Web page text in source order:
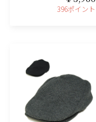
396ポイント